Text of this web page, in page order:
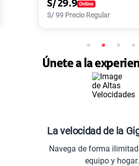
S/168
Únete a la
La velocidad de la
Navega de forma
equipo y hogar.